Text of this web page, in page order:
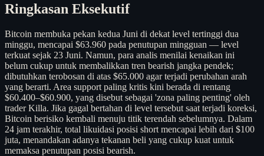
Ringkasan Eksekutif
Bitcoin membuka pekan kedua Juni di dekat level tertinggi dua
minggu, mencapai $63.960 pada penutupan mingguan — level
terkuat sejak 23 Juni. Namun, para analis menilai kenaikan ini
belum cukup untuk membalikkan tren bearish jangka pendek;
dibutuhkan terobosan di atas $65.000 agar terjadi perubahan arah
yang berarti. Area support paling kritis kini berada di rentang
$60.400–$60.900, yang disebut sebagai 'zona paling penting' oleh
trader Killa. Jika gagal bertahan di level tersebut saat terjadi koreksi,
Bitcoin berisiko kembali menuju titik terendah sebelumnya. Dalam
24 jam terakhir, total likuidasi posisi short mencapai lebih dari $100
juta, menandakan adanya tekanan beli yang cukup kuat untuk
memaksa penutupan posisi bearish.